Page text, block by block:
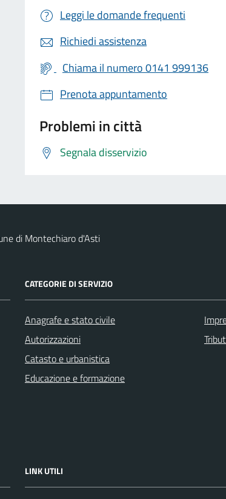
Leggi le domande frequenti
Richiedi assistenza
Chiama il numero 0141 999136
Prenota appuntamento
Problemi in città
Segnala disservizio
di Montechiaro d'Asti
CATEGORIE DI SERVIZIO
Anagrafe e stato civile
Autorizzazioni
Catasto e urbanistica
Educazione e formazione
LINK UTILI